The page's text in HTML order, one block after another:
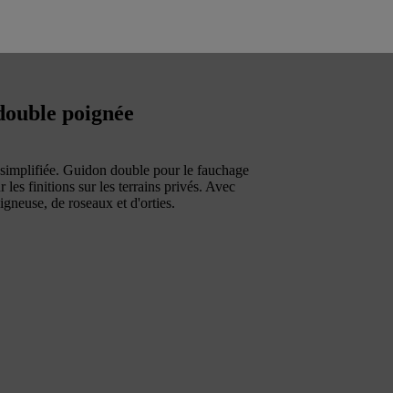
poignée
Guidon double pour le fauchage
les finitions sur les terrains privés. Avec
de roseaux et d'orties.